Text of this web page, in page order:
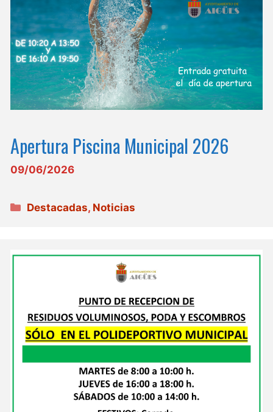
Apertura Piscina Municipal 2026
09/06/2026
Categorías
Destacadas, Noticias